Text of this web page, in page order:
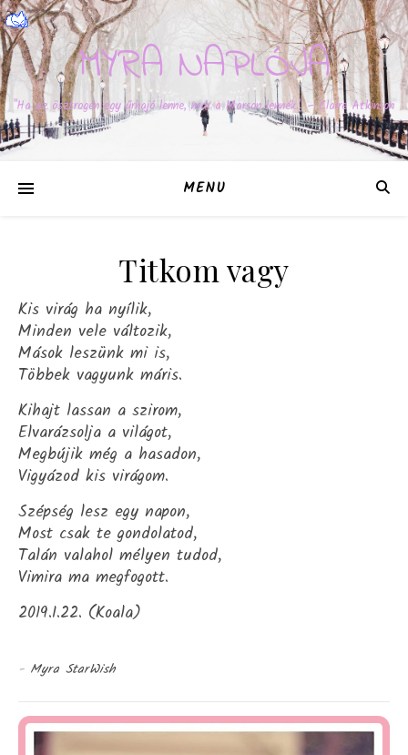
MYRA NAPLÓJA
"Ha az ösztrogén egy űrhajó lenne, már a Marson lennék." – Claire Atkinson
MENU
Titkom vagy
Kis virág ha nyílik,
Minden vele változik,
Mások leszünk mi is,
Többek vagyunk máris.
Kihajt lassan a szirom,
Elvarázsolja a világot,
Megbújik még a hasadon,
Vigyázod kis virágom.
Szépség lesz egy napon,
Most csak te gondolatod,
Talán valahol mélyen tudod,
Vimira ma megfogott.
2019.I.22. (Koala)
- Myra StarWish